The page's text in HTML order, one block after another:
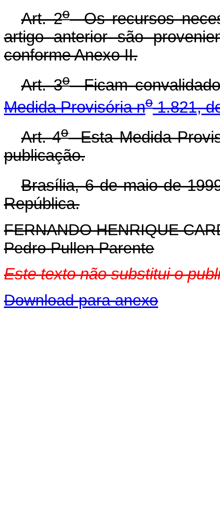
Art. 2oOs recursos
artigo anterior são
conforme Anexo II.
Art. 3oFicam
Medida Provisória no1.821,
Art. 4oEsta Medida
publicação.
Brasília, 6 de maio de
República.
FERNANDO HENRIQUE
Pedro Pullen Parente
Este texto não substitui o
Download para anexo